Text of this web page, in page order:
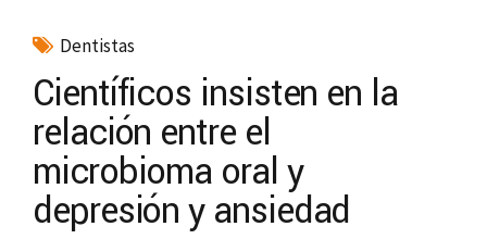
Dentistas
Científicos insisten en la
relación entre el
microbioma oral y
depresión y ansiedad